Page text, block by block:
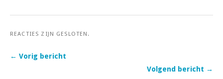
REACTIES ZIJN GESLOTEN.
← Vorig bericht
Volgend bericht →